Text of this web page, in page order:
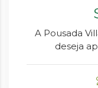
A Pousada
deseja